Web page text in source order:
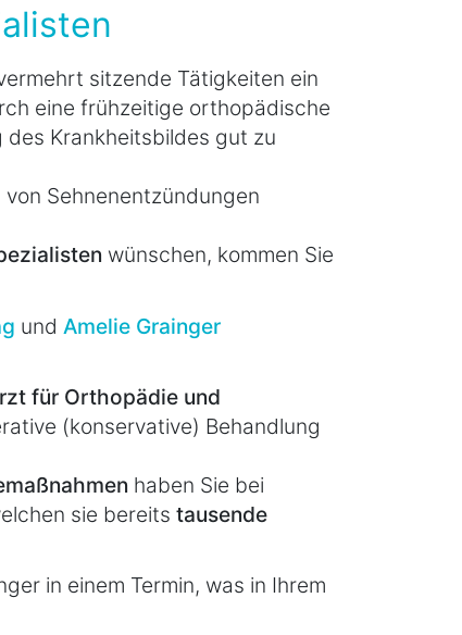
sitzende Tätigkeiten ein
eine frühzeitige orthopädische
Krankheitsbildes gut zu
Sehnenentzündungen
wünschen, kommen Sie
und Amelie Grainger
für Orthopädie und
(konservative) Behandlung
haben Sie bei
sie bereits tausende
in einem Termin, was in Ihrem